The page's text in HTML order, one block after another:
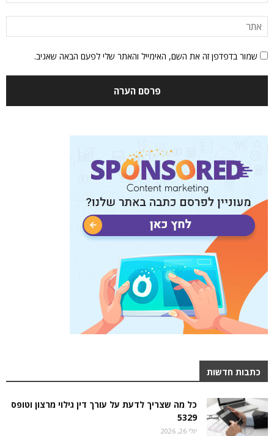
שמור בדפדפן זה את השם, האימייל והאתר שלי לפעם הבאה שאגיב.
כתבות חדשות
כל מה שצריך לדעת על עורך דין גילוי מרצון וטופס
5329
יולי 26, 2026